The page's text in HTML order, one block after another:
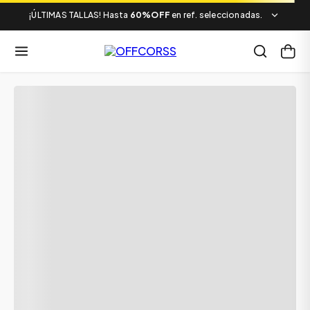
¡ÚLTIMAS TALLAS! Hasta 60%OFF en ref. seleccionadas.